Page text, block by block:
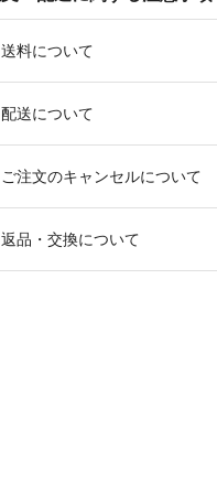
送料について
配送について
ご注文のキャンセルについて
返品・交換について